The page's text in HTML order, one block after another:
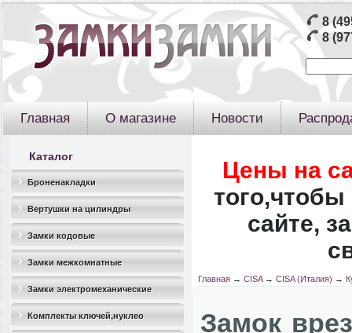
8
8
Главная О магазине Новости
Каталог
Броненакладки
Вертушки на цилиндры
Замки кодовые
Замки межкомнатные
Замки электромеханические
Комплекты ключей,нуклео
Цены на
того,чтобы
сайте,
Главная→ CISA→ CISA (Италия) →
Замок